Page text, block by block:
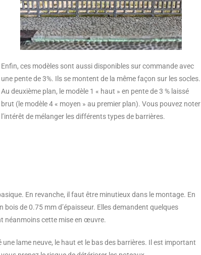
Enfin, ces modèles sont aussi disponibles sur commande avec
une pente de 3%. Ils se montent de la même façon sur les socles.
Au deuxième plan, le modèle 1 « haut » en pente de 3 % laissé
brut (le modèle 4 « moyen » au premier plan). Vous pouvez noter
l’intérêt de mélanger les différents types de barrières.
En revanche, il faut être minutieux dans le montage. En
de 0.75 mm d’épaisseur. Elles demandent quelques
néanmoins cette mise en œuvre.
lame neuve, le haut et le bas des barrières. Il est important